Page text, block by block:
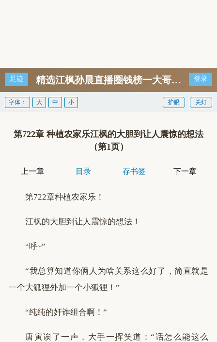
足迹 精选江枫孙晨直播圈钱榜一大哥大姐们就
登录
关灯
护眼
字体： 大 中 小
第722章 种植农家乐江枫的大胆到让人震惊的想法
（第1页）
上一章 目录 存书签 下一章
第722章种植农家乐！
江枫的大胆到让人震惊的想法！
“呼~”
“我总算知道你俩人为啥关系这么好了，简直就是
一个大狐狸外加一个小狐狸！”
“纯纯的奸诈组合啊！”
唐寅诶了一声，大手一挥笑道：“话怎么能这么